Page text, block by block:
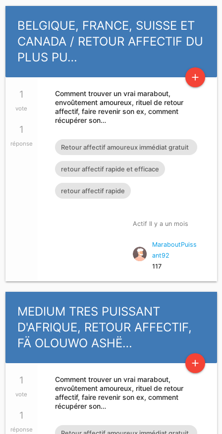
BELGIQUE, FRANCE, SUISSE ET
CANADA / RETOUR AFFECTIF DU
PLUS PU…
add
1
vote
1
réponse
Comment trouver un vrai marabout,
envoûtement amoureux, rituel de retour
affectif, faire revenir son ex, comment
récupérer son…
Retour affectif amoureux immédiat gratuit
Rituel retour affectif
retour affectif rapide et efficace
retour affectif rapide
Actif Il y a un mois
MaraboutPuiss
ant92
117
MEDIUM TRES PUISSANT
D'AFRIQUE, RETOUR AFFECTIF,
FÄ OLOUWO ASHË…
add
1
vote
1
réponse
Comment trouver un vrai marabout,
envoûtement amoureux, rituel de retour
affectif, faire revenir son ex, comment
récupérer son…